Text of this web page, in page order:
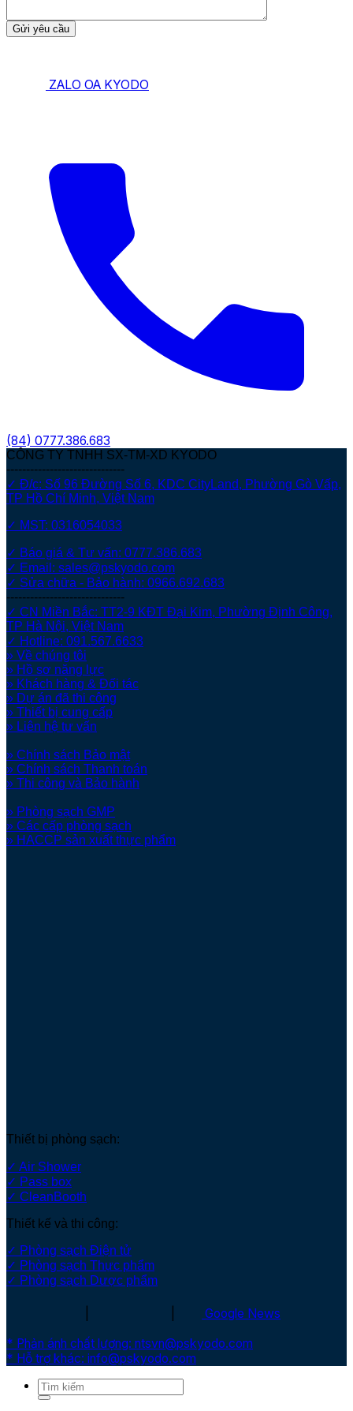
ZALO OA KYODO
(84) 0777.386.683
CÔNG TY TNHH SX-TM-XD KYODO
------------------------------
✓ Đ/c: Số 96 Đường Số 6, KDC CityLand, Phường Gò Vấp,
TP Hồ Chí Minh, Việt Nam
✓ MST: 0316054033
✓ Báo giá & Tư vấn: 0777.386.683
✓ Email: sales@pskyodo.com
✓ Sửa chữa - Bảo hành: 0966.692.683
------------------------------
✓ CN Miền Bắc: TT2-9 KĐT Đại Kim, Phường Định Công,
TP Hà Nội, Việt Nam
✓ Hotline: 091.567.6633
» Về chúng tôi
» Hồ sơ năng lực
» Khách hàng & Đối tác
» Dự án đã thi công
» Thiết bị cung cấp
» Liên hệ tư vấn
» Chính sách Bảo mật
» Chính sách Thanh toán
» Thi công và Bảo hành
» Phòng sạch GMP
» Các cấp phòng sạch
» HACCP sản xuất thực phẩm
Thiết bị phòng sạch:
✓ Air Shower
✓ Pass box
✓ CleanBooth
Thiết kế và thi công:
✓ Phòng sạch Điện tử
✓ Phòng sạch Thực phẩm
✓ Phòng sạch Dược phẩm
Google News
* Phản ánh chất lượng: ntsvn@pskyodo.com
* Hỗ trợ khác: info@pskyodo.com